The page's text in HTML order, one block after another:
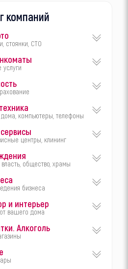
компаний
стоянки, СТО
дома, компьютеры, телефоны
центры, клининг
общество, храмы
бизнеса
и интерьер
вашего дома
Алкоголь